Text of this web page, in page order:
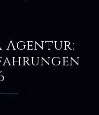
Agentur: